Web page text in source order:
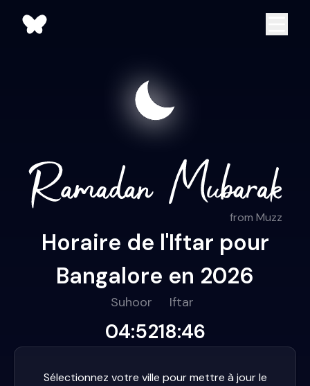
from Muzz
Horaire de l'Iftar pour
Bangalore en 2026
Suhoor
04:52
Iftar
18:46
Sélectionnez votre ville pour mettre à jour le